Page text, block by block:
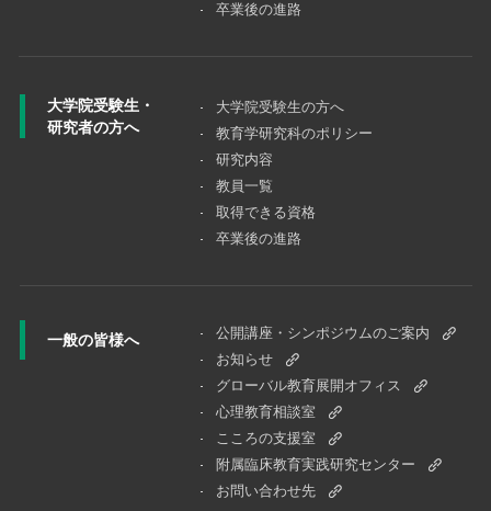
卒業後の進路
大学院受験生・
研究者の方へ
大学院受験⽣の⽅へ
教育学研究科のポリシー
研究内容
教員一覧
取得できる資格
卒業後の進路
一般の皆様へ
公開講座・シンポジウムのご案内
お知らせ
グローバル教育展開オフィス
心理教育相談室
こころの支援室
附属臨床教育実践研究センター
お問い合わせ先